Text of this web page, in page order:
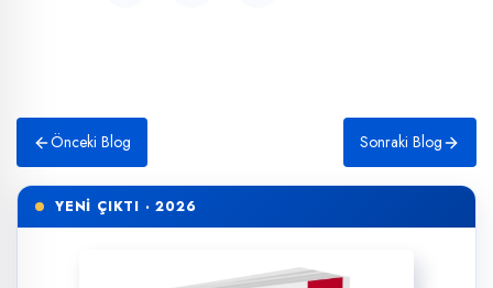
Önceki Blog Sonraki Blog
YENİ ÇIKTI · 2026